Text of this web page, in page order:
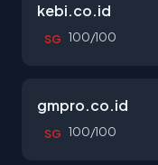
kebi.co.id
SG 100/100
gmpro.co.id
SG 100/100